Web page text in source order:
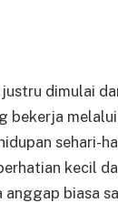
dimulai
bekerja
sehari-
kecil
biasa